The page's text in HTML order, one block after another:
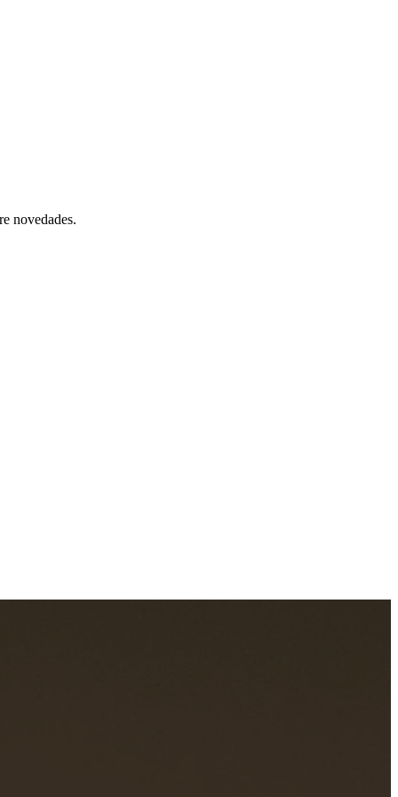
novedades.